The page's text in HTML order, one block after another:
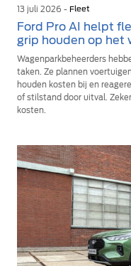
13 juli 2026 - Fleet
Ford Pro AI helpt
grip houden op het
Wagenparkbeheerders
taken. Ze plannen
houden kosten bij en
of stilstand door uitval.
kosten.